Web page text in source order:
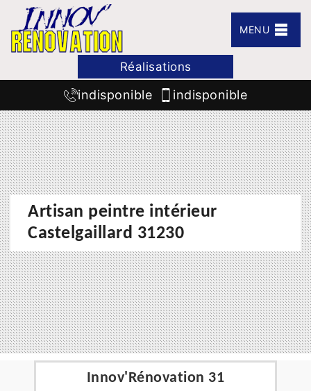
MENU
Réalisations
indisponible indisponible
Artisan peintre intérieur
Castelgaillard 31230
Innov'Rénovation 31